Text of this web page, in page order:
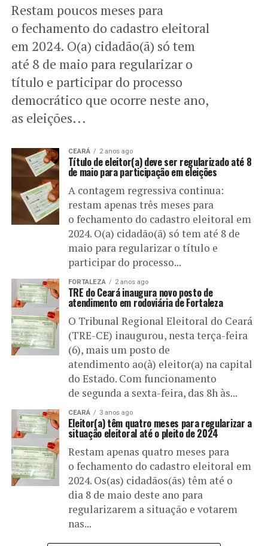
Restam poucos meses para
o fechamento do cadastro eleitoral
em 2024. O(a) cidadão(ã) só tem
até 8 de maio para regularizar o
título e participar do processo
democrático que ocorre neste ano,
as eleições...
CEARÁ 2 anos ago
Título de eleitor(a) deve ser regularizado até 8
de maio para participação em eleições
A contagem regressiva continua:
restam apenas três meses para
o fechamento do cadastro eleitoral em
2024. O(a) cidadão(ã) só tem até 8 de
maio para regularizar o título e
participar do processo...
FORTALEZA 2 anos ago
TRE do Ceará inaugura novo posto de
atendimento em rodoviária de Fortaleza
O Tribunal Regional Eleitoral do Ceará
(TRE-CE) inaugurou, nesta terça-feira
(6), mais um posto de
atendimento ao(à) eleitor(a) na capital
do Estado. Com funcionamento
de segunda a sexta-feira, das 8h às...
CEARÁ 3 anos ago
Eleitor(a) têm quatro meses para regularizar a
situação eleitoral até o pleito de 2024
Restam apenas quatro meses para
o fechamento do cadastro eleitoral em
2024. Os(as) cidadãos(ãs) têm até o
dia 8 de maio deste ano para
regularizarem a situação e votarem
nas...